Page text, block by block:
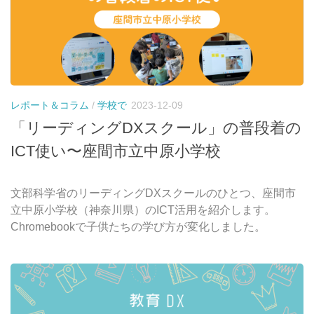
レポート＆コラム / 学校で 2023-12-09
「リーディングDXスクール」の普段着の
ICT使い〜座間市立中原小学校
文部科学省のリーディングDXスクールのひとつ、座間市
立中原小学校（神奈川県）のICT活用を紹介します。
Chromebookで子供たちの学び方が変化しました。